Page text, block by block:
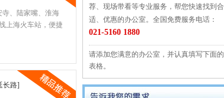
寺、陆家嘴、淮海
上海火车站，便捷
长路]
荐、现场带看等专业服务，帮您快速找到合
适、优惠的办公室。全国免费服务电话：
021-5160 1880
请添加您满意的办公室，并认真填写下面的
表格。